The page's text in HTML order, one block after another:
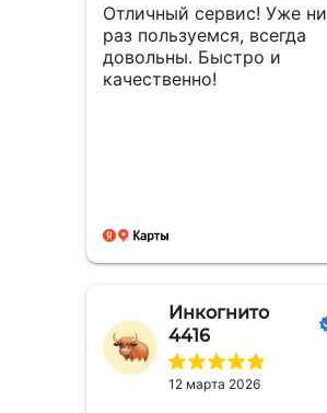
Отличный сервис! Уже ни
раз пользуемся, всегда
довольны. Быстро и
качественно!
Инкогнито
4416
12 марта 2026